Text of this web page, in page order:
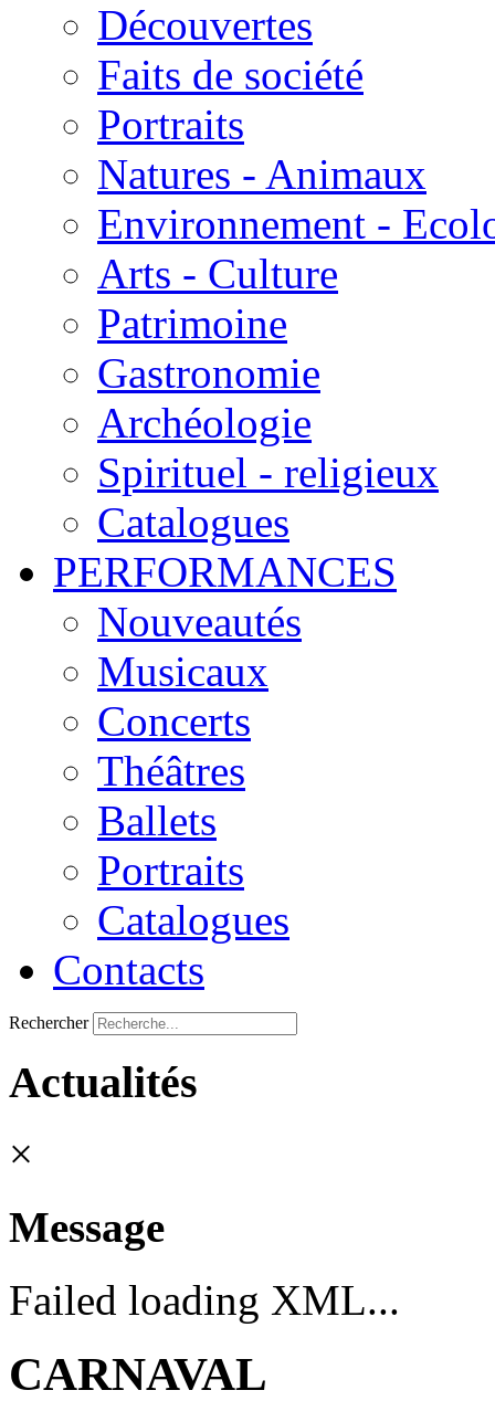
Découvertes
Faits de société
Portraits
Natures - Animaux
Environnement -
Arts - Culture
Patrimoine
Gastronomie
Archéologie
Spirituel - religieux
Catalogues
PERFORMANCES
Nouveautés
Musicaux
Concerts
Théâtres
Ballets
Portraits
Catalogues
Contacts
Rechercher
Actualités
×
Message
Failed loading XML...
CARNAVAL